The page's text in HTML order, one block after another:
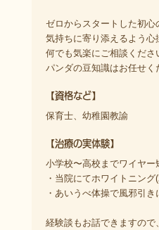
ゼロからスタートした初
気持ちに寄り添えるよう心
何でも気楽にご相談くださ
パンダの豆知識はお任せく
【資格など】
保育士、幼稚園教諭
【治療の実体験】
小学校〜高校までワイヤー
・当院にてホワイトニング
・あいうべ体操で風邪引
経験談もお話できますので